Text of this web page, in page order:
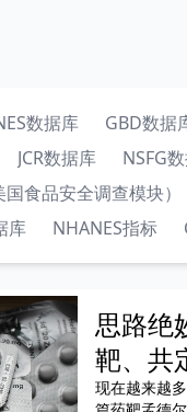
数据库 GBD数据
JCR数据库 NSFG
食品安全调查模块）
库
NHANES指标
思路绝
靶、共
现在越来越